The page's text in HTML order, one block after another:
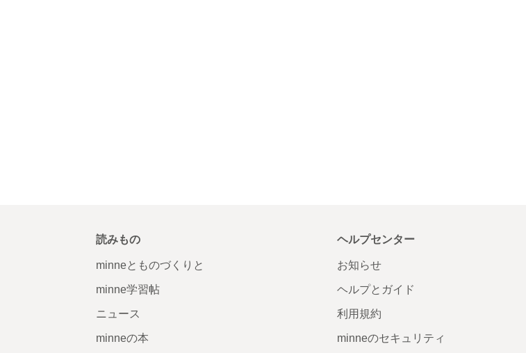
読みもの
minneとものづくりと
minne学習帖
ニュース
minneの本
ヘルプセンター
お知らせ
ヘルプとガイド
利用規約
minneのセキュリティ